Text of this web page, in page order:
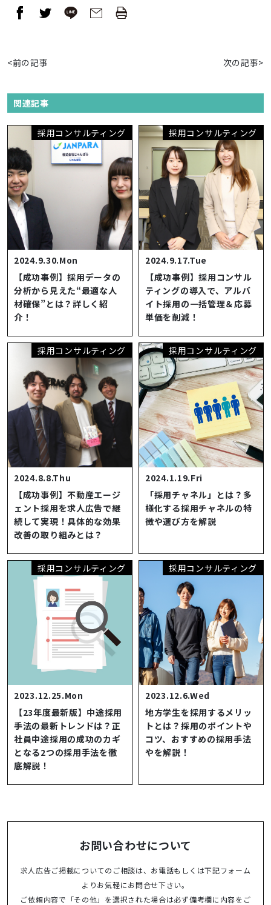
<前の記事 次の記事>
関連記事
採用コンサルティング
2024.9.30.Mon
【成功事例】採用データの
分析から見えた“最適な人
材確保”とは？詳しく紹
介！
採用コンサルティング
2024.9.17.Tue
【成功事例】採用コンサル
ティングの導入で、アルバ
イト採用の一括管理＆応募
単価を削減！
採用コンサルティング
2024.8.8.Thu
【成功事例】不動産エージ
ェント採用を求人広告で継
続して実現！具体的な効果
改善の取り組みとは？
採用コンサルティング
2024.1.19.Fri
「採用チャネル」とは？多
様化する採用チャネルの特
徴や選び方を解説
採用コンサルティング
2023.12.25.Mon
【23年度最新版】中途採用
手法の最新トレンドは？正
社員中途採用の成功のカギ
となる2つの採用手法を徹
底解説！
採用コンサルティング
2023.12.6.Wed
地方学生を採用するメリッ
トとは？採用のポイントや
コツ、おすすめの採用手法
やを解説！
お問い合わせについて
求人広告ご掲載についてのご相談は、お電話もしくは下記フォーム
よりお気軽にお問合せ下さい。
ご依頼内容で「その他」を選択された場合は必ず備考欄に内容をご